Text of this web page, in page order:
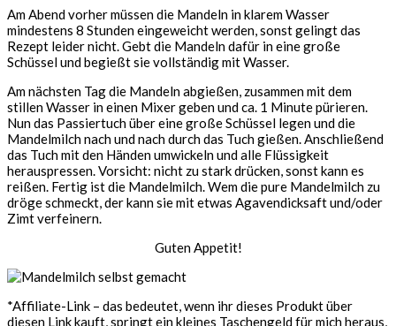
Am Abend vorher müssen die Mandeln in klarem Wasser
mindestens 8 Stunden eingeweicht werden, sonst gelingt das
Rezept leider nicht. Gebt die Mandeln dafür in eine große
Schüssel und begießt sie vollständig mit Wasser.
Am nächsten Tag die Mandeln abgießen, zusammen mit dem
stillen Wasser in einen Mixer geben und ca. 1 Minute pürieren.
Nun das Passiertuch über eine große Schüssel legen und die
Mandelmilch nach und nach durch das Tuch gießen. Anschließend
das Tuch mit den Händen umwickeln und alle Flüssigkeit
herauspressen. Vorsicht: nicht zu stark drücken, sonst kann es
reißen. Fertig ist die Mandelmilch. Wem die pure Mandelmilch zu
dröge schmeckt, der kann sie mit etwas Agavendicksaft und/oder
Zimt verfeinern.
Guten Appetit!
*Affiliate-Link – das bedeutet, wenn ihr dieses Produkt über
diesen Link kauft, springt ein kleines Taschengeld für mich heraus,